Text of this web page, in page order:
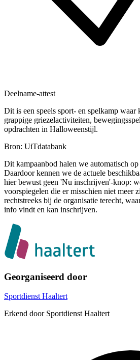
Deelname-attest
Dit is een speels sport- en spelkamp waar
grappige griezelactiviteiten,
opdrachten in Halloweenstijl.
Bron: UiTdatabank
Dit kampaanbod halen we automatisch
Daardoor kennen we de actuele
hier bewust geen 'Nu inschrijven'-knop:
voorspiegelen die er misschien niet meer
rechtstreeks bij de organisatie terecht,
info vindt en kan inschrijven.
Georganiseerd door
Sportdienst Haaltert
Erkend door Sportdienst Haaltert